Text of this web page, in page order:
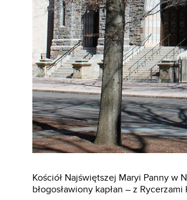
Kościół Najświętszej Maryi Panny w
błogosławiony kapłan – z Rycerzami